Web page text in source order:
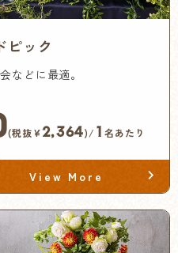
ピック
などに最適。
(税抜¥2,364)/ 1 名あたり
View More